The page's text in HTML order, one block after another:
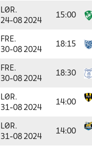
LØR.
24-08 2024
15:00
FRE.
30-08 2024
18:15
FRE.
30-08 2024
18:30
LØR.
31-08 2024
14:00
LØR.
31-08 2024
14:00